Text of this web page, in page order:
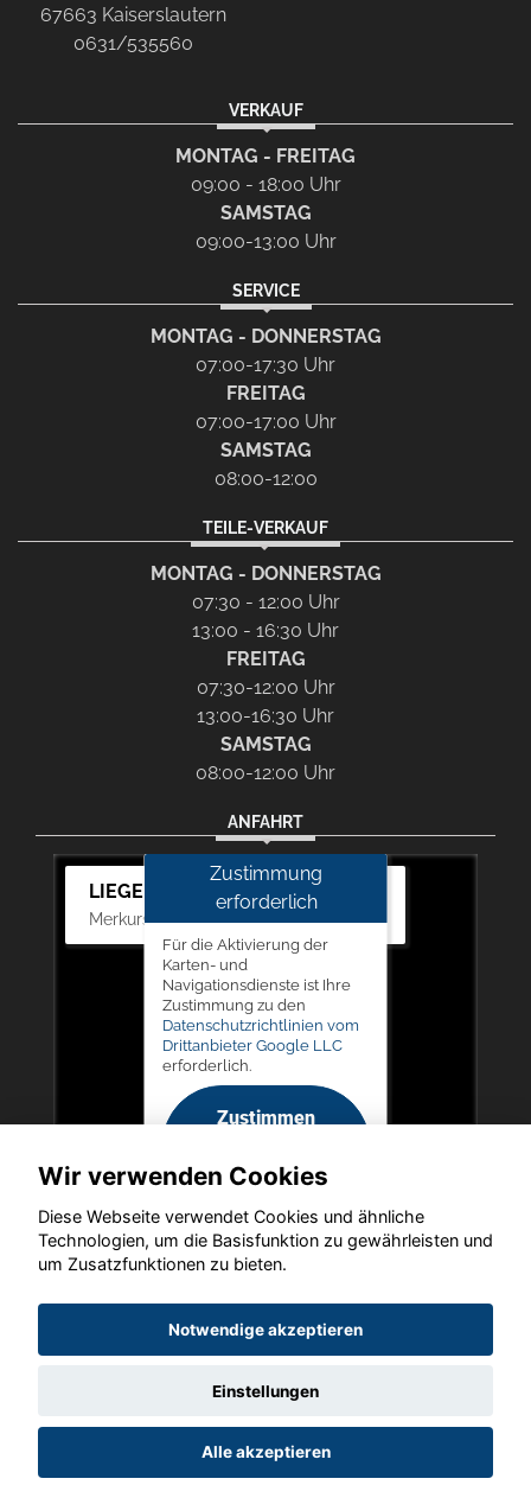
67663 Kaiserslautern
0631/535560
VERKAUF
MONTAG - FREITAG
09:00 - 18:00 Uhr
SAMSTAG
09:00-13:00 Uhr
SERVICE
MONTAG - DONNERSTAG
07:00-17:30 Uhr
FREITAG
07:00-17:00 Uhr
SAMSTAG
08:00-12:00
TEILE-VERKAUF
MONTAG - DONNERSTAG
07:30 - 12:00 Uhr
13:00 - 16:30 Uhr
FREITAG
07:30-12:00 Uhr
13:00-16:30 Uhr
SAMSTAG
08:00-12:00 Uhr
ANFAHRT
LIEGERT & BÖSKEN Automobile
Merkurstr. 11, 67663 Kaiserslautern
Zustimmung
erforderlich
Für die Aktivierung der
Karten- und
Navigationsdienste ist Ihre
Zustimmung zu den
Datenschutzrichtlinien vom
Drittanbieter Google LLC
erforderlich.
Zustimmen
aktivieren
Copyright © 2026. LIEGERT & BÖSKEN Automobile
Datenschutz Impressum AGB
Wir verwenden Cookies
Diese Webseite verwendet Cookies und ähnliche
Technologien, um die Basisfunktion zu gewährleisten und
um Zusatzfunktionen zu bieten.
Notwendige akzeptieren
Einstellungen
Alle akzeptieren